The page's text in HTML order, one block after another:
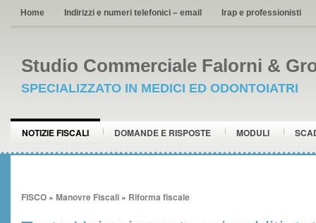
Home Indirizzi e numeri telefonici – email Irap e professionisti
Studio Commerciale Falorni &
SPECIALIZZATO IN MEDICI ED ODONTOIATRI
NOTIZIE FISCALI DOMANDE E RISPOSTE MODULI
FISCO » Manovre Fiscali » Riforma fiscale